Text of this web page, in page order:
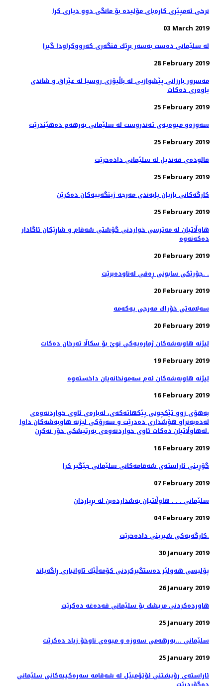
نرخی ئه‌مپێری كاره‌بای مۆلیده‌ بۆ مانگی دوو دیاری كرا
03 March 2019
له‌ سلێمانی ده‌ست به‌سه‌ر بڕێك فنگه‌ری كه‌رووكراودا گیرا
28 February 2019
مه‌سرور بارزانی پێشوازیی لە باڵیۆزی روسیا لە عێراق و شاندی
یاوه‌ری ده‌كات
25 February 2019
سه‌وزه‌و میوه‌یه‌ی ته‌ندروست له‌ سلێمانی به‌رهه‌م ده‌هێندرێت
25 February 2019
فالوده‌ی قه‌ندیل له‌ سلێمانی داده‌خرێت
25 February 2019
كارگه‌كانی بازیان پابه‌ندی مه‌رجه‌ ژینگه‌ییه‌كان ده‌كرێن
25 February 2019
هاوڵاتیان له‌ مەترسی خواردنی گۆشتی شەقام و شاڕێكان ئاگادار
20 February 2019
جۆرێكی سابونی ڕه‌قی له‌ناوده‌برێت. .
20 February 2019
20 February 2019
لیژنه‌ هاوبه‌شه‌كان ژماره‌یه‌كی نوێ بۆ سكاڵا ته‌رخان ده‌كات
19 February 2019
16 February 2019
به‌هۆی زوو تێكچونی پێكهاته‌كه‌ی، لەبارەی ئاوی خواردنەوەی
له‌ده‌به‌نراو هۆشداری دەدرێت و سه‌رۆكی لیژنه هاوبه‌شه‌كان داوا
له‌هاوڵاتیان ده‌كات ئاوی خواردنه‌وه‌ی به‌رتیشكی خۆر نه‌كڕن.
16 February 2019
گۆڕینی ئاراسته‌ی شه‌قامه‌كانی سلێمانی جێگیر كرا
07 February 2019
سلێمانی . . . هاوڵاتیان به‌شدارده‌بن له‌ بڕیاردان
04 February 2019
کارگەیەکی شیرینی دادەخرێت.
30 January 2019
پۆلیسی هەولێر دەستگیركردنی كۆمەڵێك تاوانباری ڕاگەیاند
26 January 2019
هاوردەكردنی مریشك بۆ سلێمانی قەدەغە دەكرێت
25 January 2019
سلێمانی ...بەرهەمی سەوزە و میوەی ناوخۆ زیاد دەكرێت
25 January 2019
ئاراسته‌ی رۆیشتنی ئۆتۆمبێل له‌ شه‌قامه‌ سه‌ره‌كییه‌كانی سلێمانی